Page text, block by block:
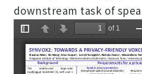
downstream task of